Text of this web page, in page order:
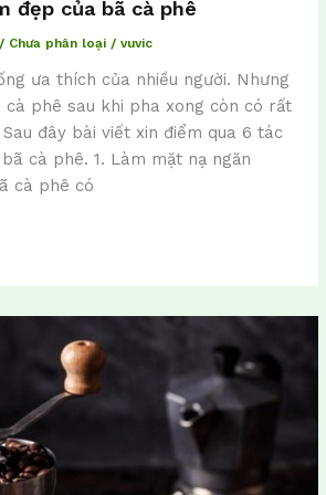
đẹp của bã cà phê
/ Chưa phân loại/ vuvic
ưa thích của nhiều người. Nhưng
phê sau khi pha xong còn có rất
đây bài viết xin điểm qua 6 tác
cà phê. 1. Làm mặt nạ ngăn
cà phê có